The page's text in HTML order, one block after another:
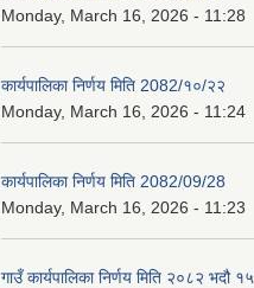
Monday, March 16, 2026 - 11:28
कार्यपालिका निर्णय मिति 2082/१०/२२
Monday, March 16, 2026 - 11:24
कार्यपालिका निर्णय मिति 2082/09/28
Monday, March 16, 2026 - 11:23
गाउँ कार्यपालिका निर्णय मिति २०८२ भदौ १५